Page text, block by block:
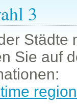
3
Städte
Sie auf
region